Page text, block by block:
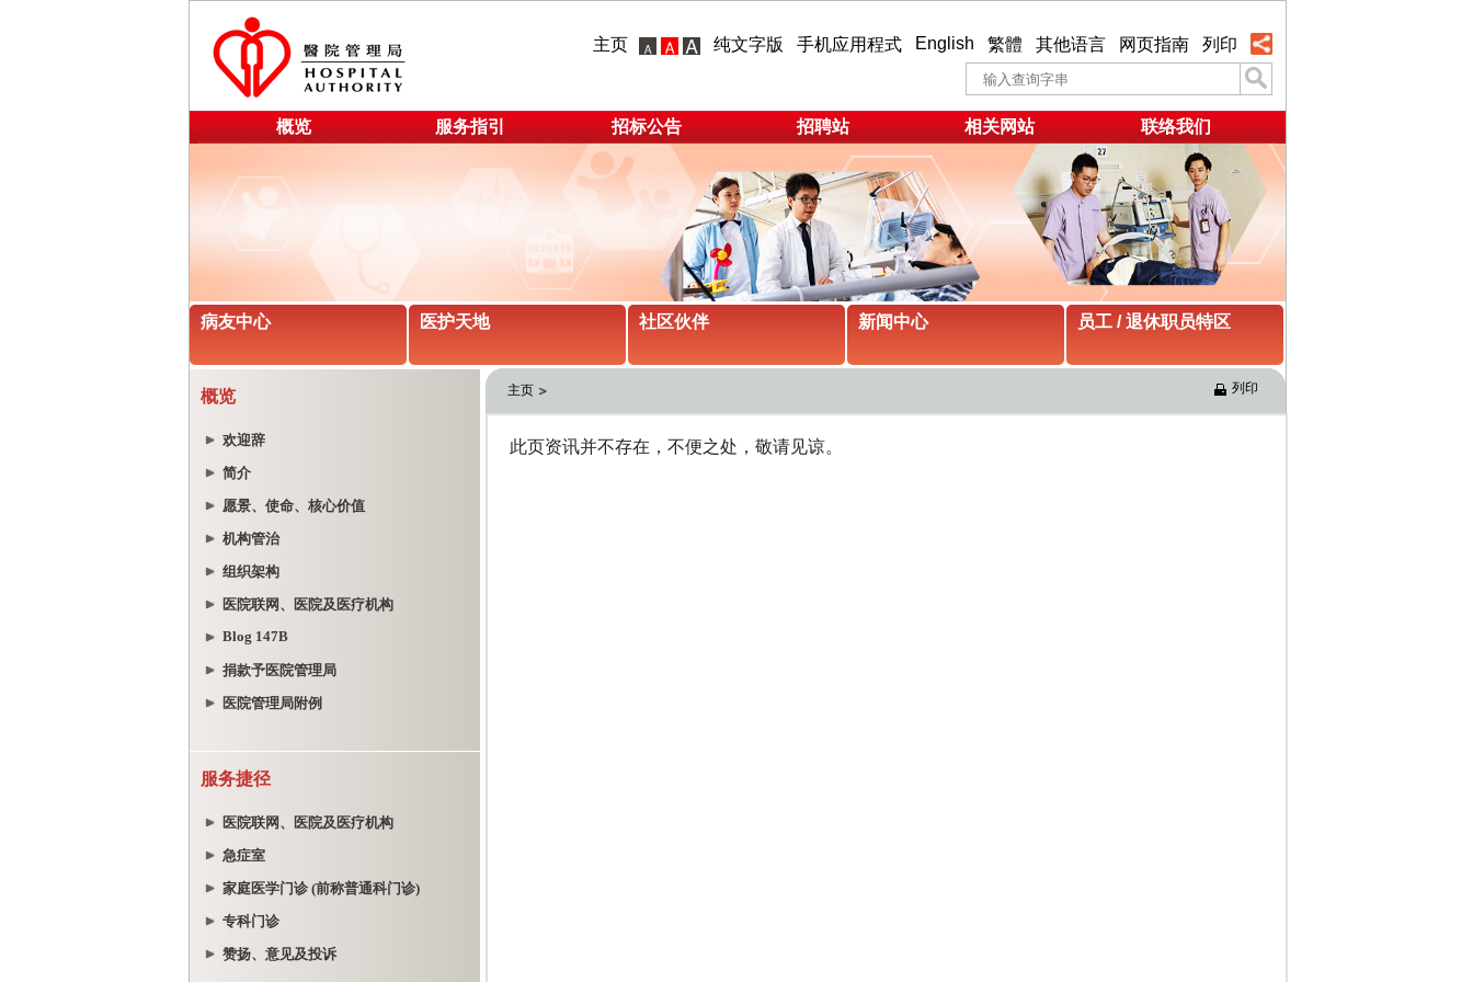
主页 纯文字版 手机应用程式 English 繁體 其他语言 网页指南 列印
概览 服务指引 招标公告 招聘站 相关网站 联络我们
病友中心 医护天地 社区伙伴 新闻中心 员工 / 退休职员特区
概览
欢迎辞
简介
愿景、使命、核心价值
机构管治
组织架构
医院联网、医院及医疗机构
Blog 147B
捐款予医院管理局
医院管理局附例
服务捷径
医院联网、医院及医疗机构
急症室
家庭医学门诊 (前称普通科门诊)
专科门诊
赞扬、意见及投诉
主页 列印